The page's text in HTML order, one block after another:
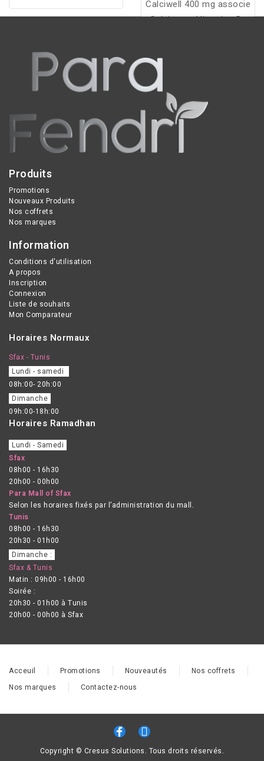
alimentaire naturel riche
l’énergie, l’immunité et le
bien-être au quotidien.
Calciwell 400 mg associe
Calcium et Vitamine D3
musculaire et le système
Produits
Promotions
Nouveaux Produits
Nos coffrets
Nos marques
Information
Conditions d'utilisation
A propos
Inscription
Connexion
Liste de souhaits
Mon Comparateur
Horaires Normaux
Sfax - Tunis
Lundi - samedi
08h:00- 20h:00
Dimanche
09h:00-18h:00
Horaires Ramadhan
Lundi - Samedi
Sfax
08h00 - 16h30
20h00 - 00h00
Para Mall of Sfax
Selon les horaires fixés par l’administration du mall.
Tunis
08h00 - 16h30
20h30 - 01h00
Dimanche :
Sfax & Tunis
Matin : 09h00 - 16h00
Soirée :
20h30 - 01h00 à Tunis
20h00 - 00h00 à Sfax
Acceuil Promotions Nouveautés
Nos coffrets
Nos marques
Contactez-nous
Copyright © Cresus Solutions. Tous droits réservés.